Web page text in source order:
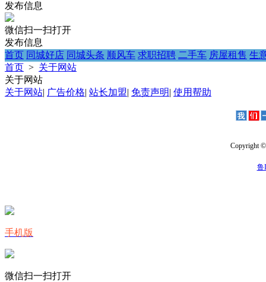
发布信息
微信扫一扫打开
发布信息
首页 同城好店 同城头条 顺风车 求职招聘 二手车 房屋租售 生
首页 > 关于网站
关于网站
关于网站| 广告价格| 站长加盟| 免责声明| 使用帮助
Copyright
鲁
手机版
微信扫一扫打开